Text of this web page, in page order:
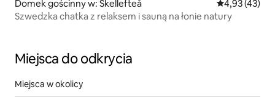
Domek gościnny w: Skellefteå Średnia
4,93 (43)
Szwedzka chatka z relaksem i sauną na łonie natury
Miejsca do odkrycia
Miejsca w okolicy